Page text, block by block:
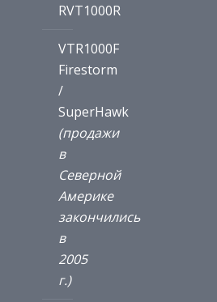
RVT1000R
VTR1000F
Firestorm
/
SuperHawk
(продажи
в
Северной
Америке
закончились
в
2005
г.)